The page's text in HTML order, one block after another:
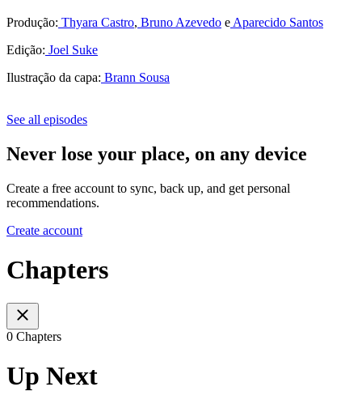
Produção: Thyara Castro, Bruno Azevedo e Aparecido Santos
Edição: Joel Suke
Ilustração da capa: Brann Sousa
See all episodes
Never lose your place, on any device
Create a free account to sync, back up, and get personal
recommendations.
Create account
Chapters
0 Chapters
Up Next